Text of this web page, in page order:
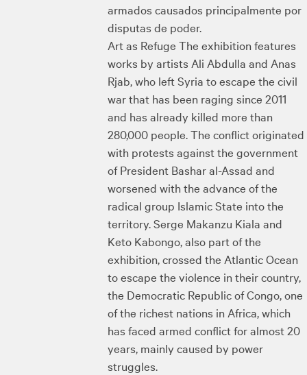
armados causados principalmente por
disputas de poder.
Art as Refuge The exhibition features
works by artists Ali Abdulla and Anas
Rjab, who left Syria to escape the civil
war that has been raging since 2011
and has already killed more than
280,000 people. The conflict originated
with protests against the government
of President Bashar al-Assad and
worsened with the advance of the
radical group Islamic State into the
territory. Serge Makanzu Kiala and
Keto Kabongo, also part of the
exhibition, crossed the Atlantic Ocean
to escape the violence in their country,
the Democratic Republic of Congo, one
of the richest nations in Africa, which
has faced armed conflict for almost 20
years, mainly caused by power
struggles.